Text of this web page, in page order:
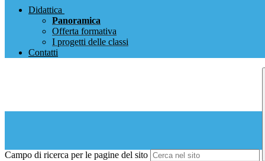
Didattica
Panoramica
Offerta formativa
I progetti delle classi
Contatti
Campo di ricerca per le pagine del sito